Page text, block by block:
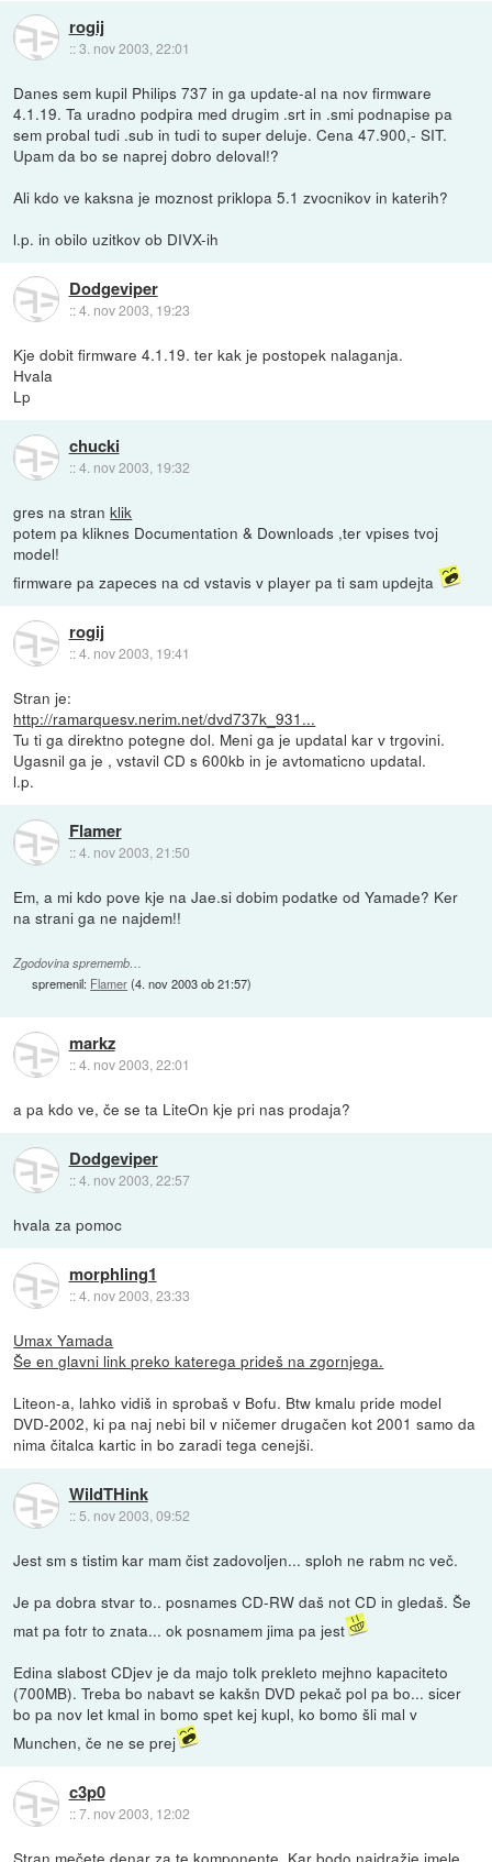
rogij
::3. nov 2003, 22:01
Danes sem kupil Philips 737 in ga update-al na nov firmware
4.1.19. Ta uradno podpira med drugim .srt in .smi podnapise pa
sem probal tudi .sub in tudi to super deluje. Cena 47.900,- SIT.
Upam da bo se naprej dobro deloval!?
Ali kdo ve kaksna je moznost priklopa 5.1 zvocnikov in katerih?
l.p. in obilo uzitkov ob DIVX-ih
Dodgeviper
::4. nov 2003, 19:23
Kje dobit firmware 4.1.19. ter kak je postopek nalaganja.
Hvala
Lp
chucki
::4. nov 2003, 19:32
gres na stranklik
potem pa kliknes Documentation & Downloads ,ter vpises tvoj
model!
firmware pa zapeces na cd vstavis v player pa ti sam updejta
rogij
::4. nov 2003, 19:41
Stran je:
http://ramarquesv.nerim.net/dvd737k_931...
Tu ti ga direktno potegne dol. Meni ga je updatal kar v trgovini.
Ugasnil ga je , vstavil CD s 600kb in je avtomaticno updatal.
l.p.
Flamer
::4. nov 2003, 21:50
Em, a mi kdo pove kje na Jae.si dobim podatke od Yamade? Ker
na strani ga ne najdem!!
Zgodovina sprememb…
spremenil: Flamer(4. nov 2003 ob 21:57)
markz
::4. nov 2003, 22:01
a pa kdo ve, če se ta LiteOn kje pri nas prodaja?
Dodgeviper
::4. nov 2003, 22:57
hvala za pomoc
morphling1
::4. nov 2003, 23:33
Umax Yamada
Še en glavni link preko katerega prideš na zgornjega.
Liteon-a, lahko vidiš in sprobaš v Bofu. Btw kmalu pride model
DVD-2002, ki pa naj nebi bil v ničemer drugačen kot 2001 samo da
nima čitalca kartic in bo zaradi tega cenejši.
WildTHink
:: 5. nov 2003, 09:52
Jest sm s tistim kar mam čist zadovoljen... sploh ne rabm nc več.
Je pa dobra stvar to.. posnames CD-RW daš not CD in gledaš. Še
mat pa fotr to znata... ok posnamem jima pa jest
Edina slabost CDjev je da majo tolk prekleto mejhno kapaciteto
(700MB). Treba bo nabavt se kakšn DVD pekač pol pa bo... sicer
bo pa nov let kmal in bomo spet kej kupl, ko bomo šli mal v
Munchen, če ne se prej
c3p0
::7. nov 2003, 12:02